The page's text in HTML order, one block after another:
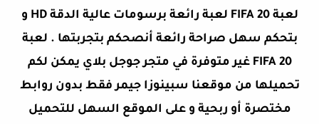
لعبة FIFA 20 لعبة رائعة برسومات عالية الدقة HD و
بتحكم سهل صراحة رائعة أنصحكم بتجربتها . لعبة
FIFA 20 غير متوفرة في متجر جوجل بلاي يمكن لكم
تحميلها من موقعنا سبينوزا جيمر فقط بدون روابط
مختصرة أو ربحية و على الموقع السهل للتحميل